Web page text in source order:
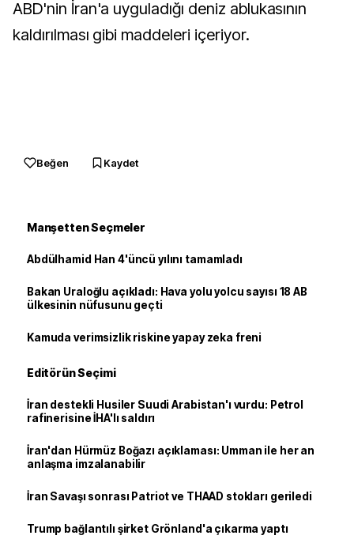
ABD'nin İran'a uyguladığı deniz ablukasının
kaldırılması gibi maddeleri içeriyor.
Beğen Kaydet
Manşetten Seçmeler
Abdülhamid Han 4'üncü yılını tamamladı
Bakan Uraloğlu açıkladı: Hava yolu yolcu sayısı 18 AB
ülkesinin nüfusunu geçti
Kamuda verimsizlik riskine yapay zeka freni
Editörün Seçimi
İran destekli Husiler Suudi Arabistan'ı vurdu: Petrol
rafinerisine İHA'lı saldırı
İran'dan Hürmüz Boğazı açıklaması: Umman ile her an
anlaşma imzalanabilir
İran Savaşı sonrası Patriot ve THAAD stokları geriledi
Trump bağlantılı şirket Grönland'a çıkarma yaptı